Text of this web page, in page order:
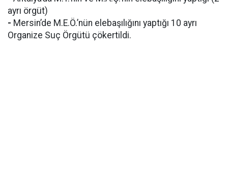
ayrı örgüt)
- Mersin’de M.E.Ö.’nün elebaşılığını yaptığı 10 ayrı
Organize Suç Örgütü çökertildi.